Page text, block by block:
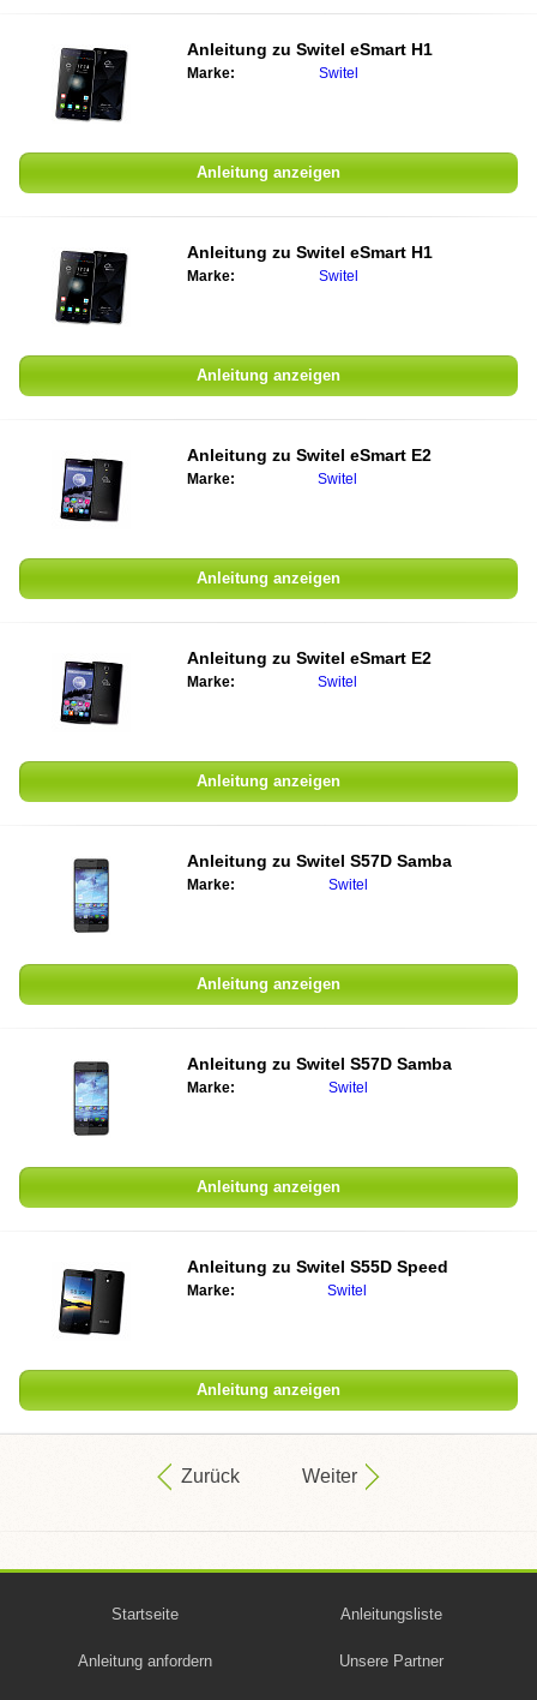
Anleitung zu Switel eSmart H1
Marke: Switel
Anleitung anzeigen
Anleitung zu Switel eSmart H1
Marke: Switel
Anleitung anzeigen
Anleitung zu Switel eSmart E2
Marke: Switel
Anleitung anzeigen
Anleitung zu Switel eSmart E2
Marke: Switel
Anleitung anzeigen
Anleitung zu Switel S57D Samba
Marke: Switel
Anleitung anzeigen
Anleitung zu Switel S57D Samba
Marke: Switel
Anleitung anzeigen
Anleitung zu Switel S55D Speed
Marke: Switel
Anleitung anzeigen
Zurück Weiter
Startseite Anleitungsliste
Anleitung anfordern Unsere Partner